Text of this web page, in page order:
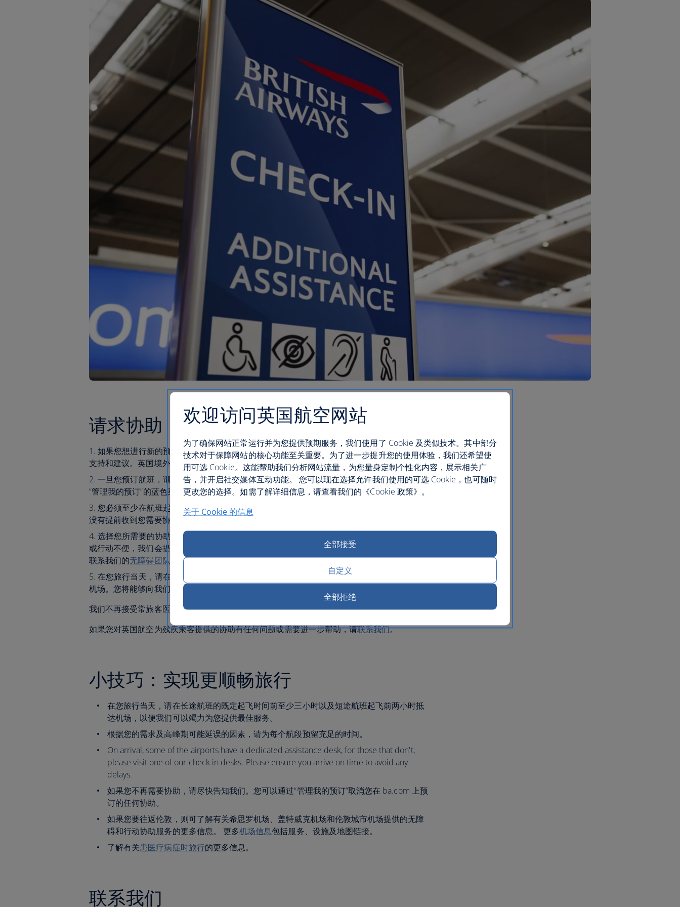
请求协助
如果您想进行新的预订并陪同身患残疾的乘客一起旅行，我们的 无障碍团队可以提供相关的
支持和建议。英国境外的乘客可咨询其当地的支持团队。
一旦您预订航班，请登录管理我的预订，告诉我们您所需要的协助类型。选择页面底部标有
“管理我的预订”的蓝色菜单栏，然后选择“请求协助”选项。然后，您将能够选择所需的支持。
您必须至少在航班起飞前 48 小时完成此操作，以便让我们有时间进行相应的安排。如果我们
没有提前收到您需要协助的通知，您可能会在旅途中遇到所需服务延误的情况。
选择您所需要的协助类型。如果您失聪或有听力障碍、失明或视力低下，或者您有隐性残疾
或行动不便，我们会提供帮助。要了解所提供帮助的更多信息，请访问“提供哪些协助？”
联系我们的无障碍团队 。仅面向英国乘客提供。
在您旅行当天，请在长途航班的既定起飞时间前至少三小时以及短途航班起飞前两小时抵达
机场。您将能够向我们的协助团队告知关于您的具体需求的更多信息。
我们不再接受常旅客医疗卡 (FREMEC)，因为您可以通过管理我的预订安排最合适的协助服务。
如果您对英国航空为残疾乘客提供的协助有任何问题或需要进一步帮助，请联系我们。
小技巧：实现更顺畅旅行
在您旅行当天，请在长途航班的既定起飞时间前至少三小时以及短途航班起飞前两小时抵
达机场，以便我们可以竭力为您提供最佳服务。
根据您的需求及高峰期可能延误的因素，请为每个航段预留充足的时间。
On arrival, some of the airports have a dedicated assistance desk, for those that don't,
please visit one of our check in desks. Please ensure you arrive on time to avoid any
delays.
如果您不再需要协助，请尽快告知我们。您可以通过“管理我的预订”取消您在 ba.com 上预
订的任何协助。
如果您要往返伦敦，则可了解有关希思罗机场、盖特威克机场和伦敦城市机场提供的无障
碍和行动协助服务的更多信息。 更多机场信息包括服务、设施及地图链接。
了解有关患医疗病症时旅行的更多信息。
联系我们
欢迎访问英国航空网站
为了确保网站正常运行并为您提供预期服务，我们使用了 Cookie 及类似技术。其中部分
技术对于保障网站的核心功能至关重要。为了进一步提升您的使用体验，我们还希望使
用可选 Cookie。这能帮助我们分析网站流量，为您量身定制个性化内容，展示相关广
告，并开启社交媒体互动功能。 您可以现在选择允许我们使用的可选 Cookie，也可随时
更改您的选择。如需了解详细信息，请查看我们的《Cookie 政策》。
关于 Cookie 的信息
全部接受
自定义
全部拒绝